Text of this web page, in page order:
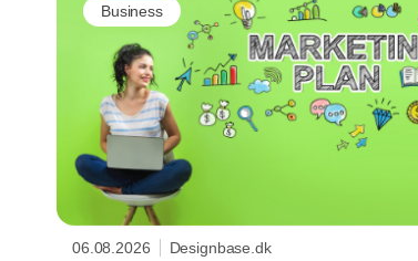
Business
06.08.2026 Designbase.dk